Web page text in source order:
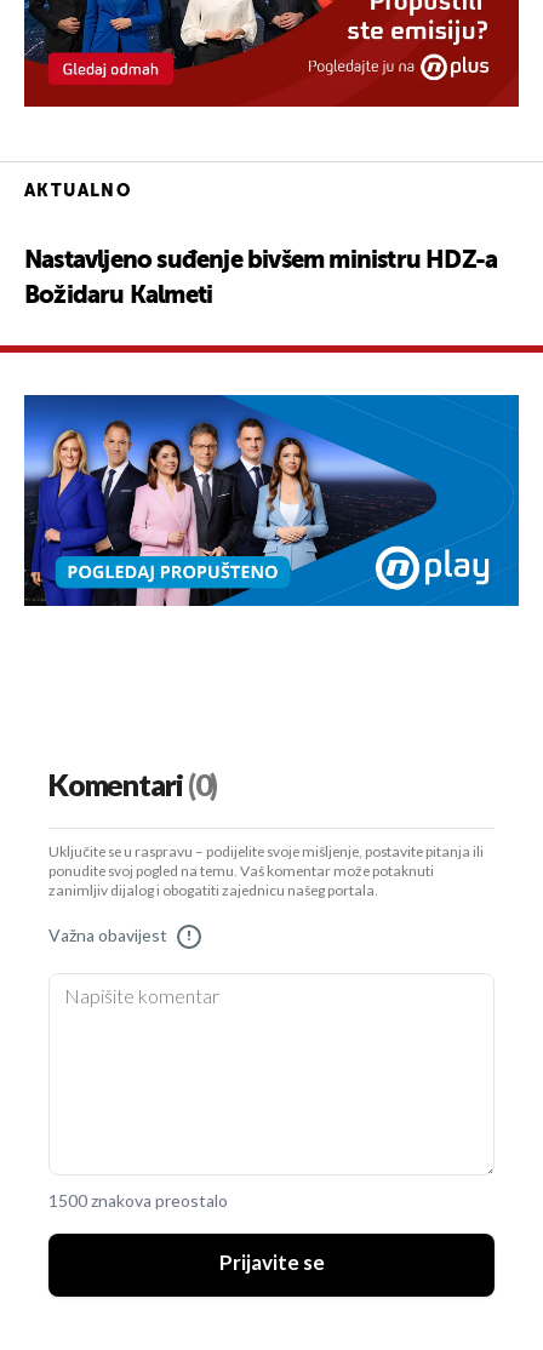
AKTUALNO
Nastavljeno suđenje bivšem ministru HDZ-a
Božidaru Kalmeti
Komentari(0)
Uključite se u raspravu – podijelite svoje mišljenje, postavite pitanja ili
ponudite svoj pogled na temu. Vaš komentar može potaknuti
zanimljiv dijalog i obogatiti zajednicu našeg portala.
Važna obavijest !
1500 znakova preostalo
Prijavite se